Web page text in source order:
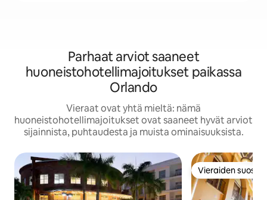
Parhaat arviot saaneet
huoneistohotellimajoitukset paikassa
Orlando
Vieraat ovat yhtä mieltä: nämä
huoneistohotellimajoitukset ovat saaneet hyvät arviot
sijainnista, puhtaudesta ja muista ominaisuuksista.
Vieraiden
Vieraiden